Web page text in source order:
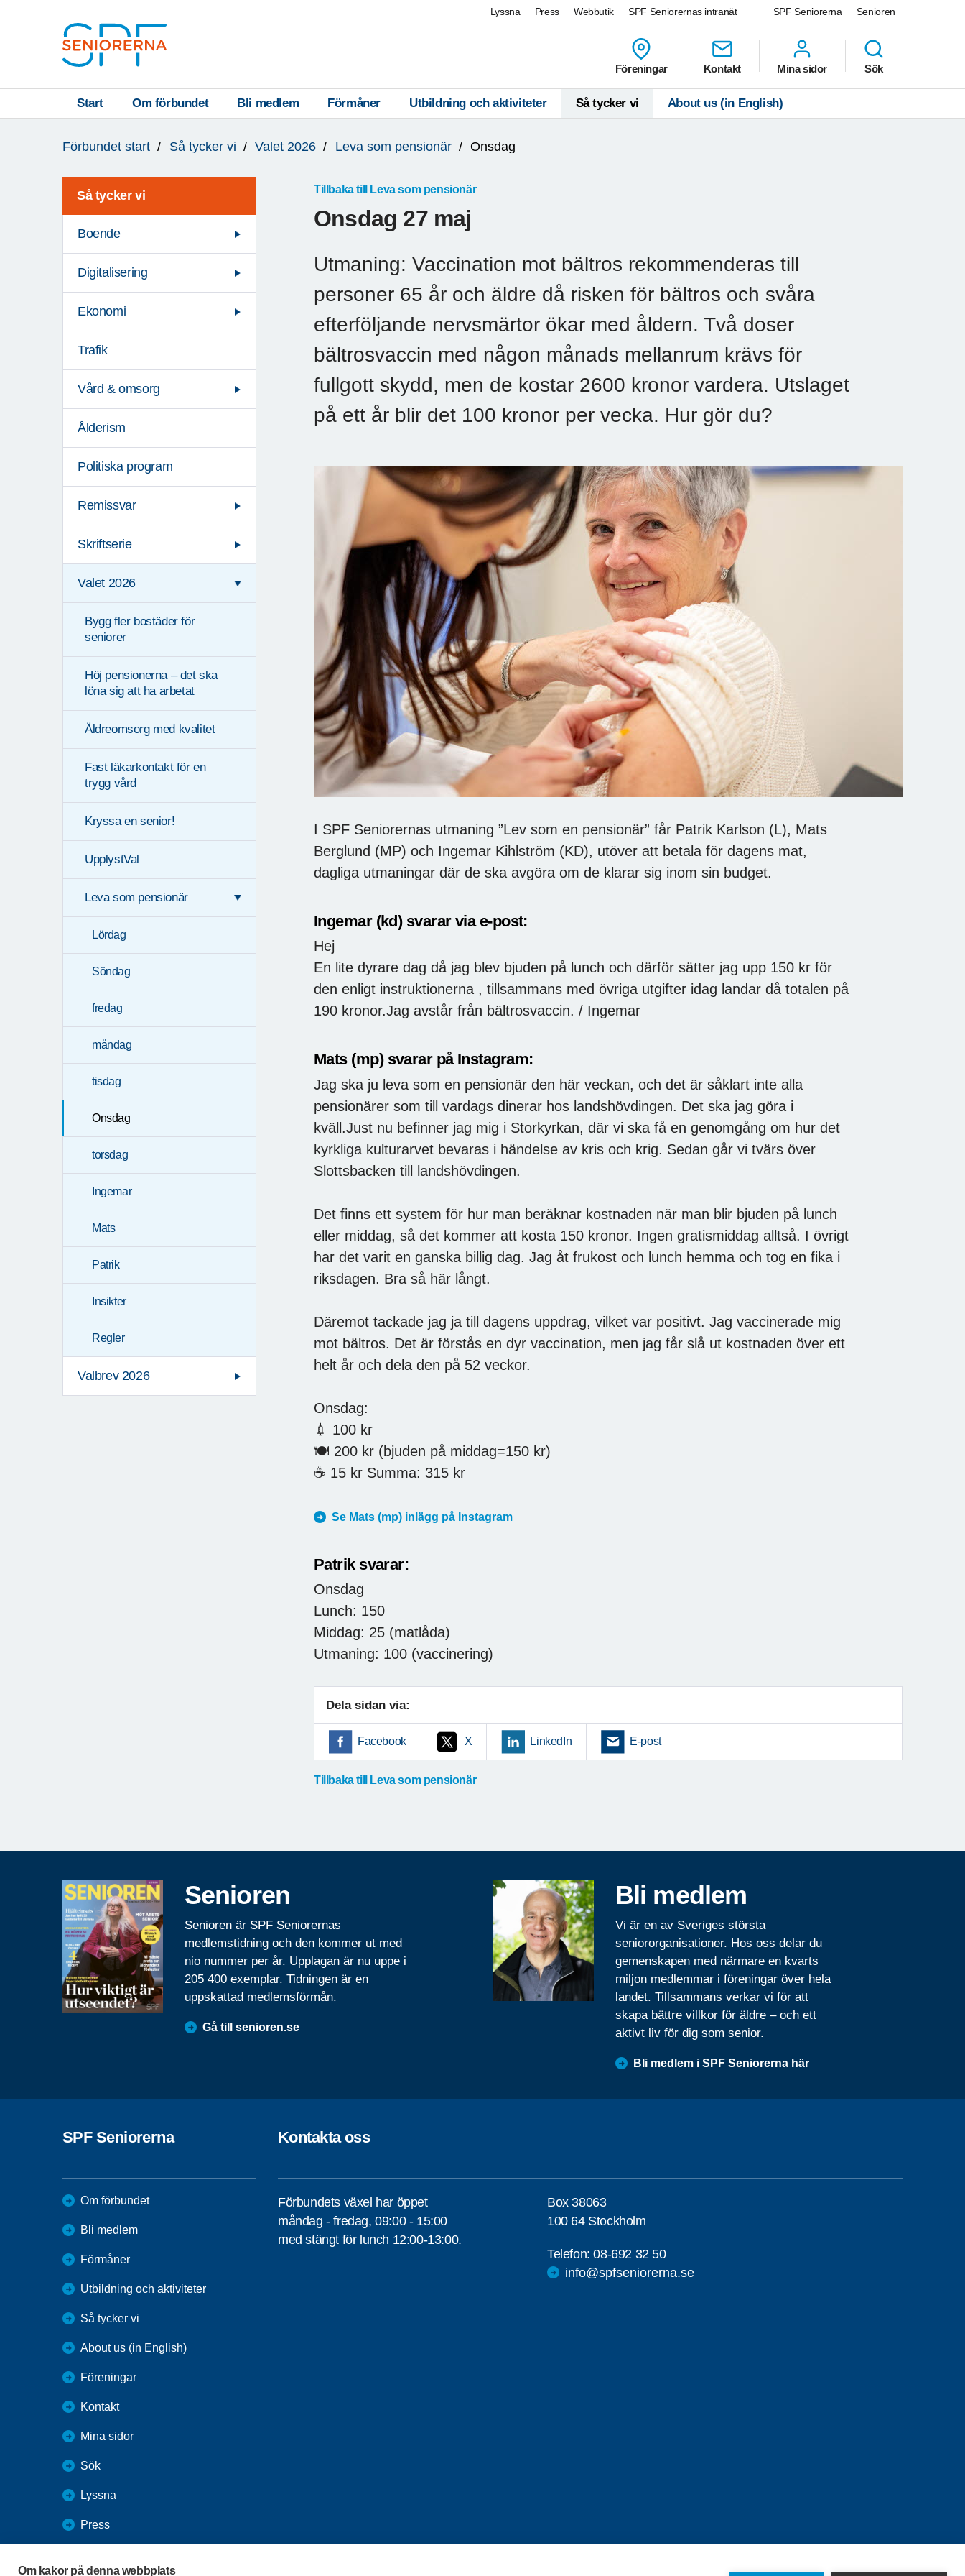
Om kakor på denna webbplats
SPF Seniorerna Senioren
Lyssna Press Webbutik SPF Seniorernas intranät
Föreningar Kontakt Mina sidor Sök
Start Om förbundet Bli medlem Förmåner Utbildning och aktiviteter Så tycker vi About us (in English)
är
Förbundet start Så tycker vi Valet 2026 Leva som pensionär Onsdag
Så tycker vi
Boende
Digitalisering
Ekonomi
Trafik
Vård & omsorg
Ålderism
Politiska program
Remissvar
Skriftserie
Valet 2026
Bygg fler bostäder för
seniorer
Höj pensionerna – det ska
löna sig att ha arbetat
Äldreomsorg med kvalitet
Fast läkarkontakt för en
trygg vård
Kryssa en senior!
UpplystVal
Leva som pensionär
Lördag
Söndag
fredag
måndag
tisdag
Onsdag
torsdag
Ingemar
Mats
Patrik
Insikter
Regler
Valbrev 2026
Tillbaka till Leva som pensionär
Onsdag 27 maj
Utmaning: Vaccination mot bältros rekommenderas till
personer 65 år och äldre då risken för bältros och svåra
efterföljande nervsmärtor ökar med åldern. Två doser
bältrosvaccin med någon månads mellanrum krävs för
fullgott skydd, men de kostar 2600 kronor vardera. Utslaget
på ett år blir det 100 kronor per vecka. Hur gör du?
I SPF Seniorernas utmaning ”Lev som en pensionär” får Patrik Karlson (L), Mats
Berglund (MP) och Ingemar Kihlström (KD), utöver att betala för dagens mat,
dagliga utmaningar där de ska avgöra om de klarar sig inom sin budget.
Ingemar (kd) svarar via e-post:
Hej
En lite dyrare dag då jag blev bjuden på lunch och därför sätter jag upp 150 kr för
den enligt instruktionerna , tillsammans med övriga utgifter idag landar då totalen på
190 kronor.Jag avstår från bältrosvaccin. / Ingemar
Mats (mp) svarar på Instagram:
Jag ska ju leva som en pensionär den här veckan, och det är såklart inte alla
pensionärer som till vardags dinerar hos landshövdingen. Det ska jag göra i
kväll.Just nu befinner jag mig i Storkyrkan, där vi ska få en genomgång om hur det
kyrkliga kulturarvet bevaras i händelse av kris och krig. Sedan går vi tvärs över
Slottsbacken till landshövdingen.
Det finns ett system för hur man beräknar kostnaden när man blir bjuden på lunch
eller middag, så det kommer att kosta 150 kronor. Ingen gratismiddag alltså. I övrigt
har det varit en ganska billig dag. Jag åt frukost och lunch hemma och tog en fika i
riksdagen. Bra så här långt.
Däremot tackade jag ja till dagens uppdrag, vilket var positivt. Jag vaccinerade mig
mot bältros. Det är förstås en dyr vaccination, men jag får slå ut kostnaden över ett
helt år och dela den på 52 veckor.
Onsdag:
💉 100 kr
🍽️ 200 kr (bjuden på middag=150 kr)
☕️ 15 kr Summa: 315 kr
Se Mats (mp) inlägg på Instagram
Patrik svarar:
Onsdag
Lunch: 150
Middag: 25 (matlåda)
Utmaning: 100 (vaccinering)
Dela sidan via:
Facebook X LinkedIn E-post
Tillbaka till Leva som pensionär
Senioren
Senioren är SPF Seniorernas
medlemstidning och den kommer ut med
nio nummer per år. Upplagan är nu uppe i
205 400 exemplar. Tidningen är en
uppskattad medlemsförmån.
Gå till senioren.se
Bli medlem
Vi är en av Sveriges största
seniororganisationer. Hos oss delar du
gemenskapen med närmare en kvarts
miljon medlemmar i föreningar över hela
landet. Tillsammans verkar vi för att
skapa bättre villkor för äldre – och ett
aktivt liv för dig som senior.
Bli medlem i SPF Seniorerna här
SPF Seniorerna
Om förbundet
Bli medlem
Förmåner
Utbildning och aktiviteter
Så tycker vi
About us (in English)
Föreningar
Kontakt
Mina sidor
Sök
Lyssna
Press
Kontakta oss
Förbundets växel har öppet
måndag - fredag, 09:00 - 15:00
med stängt för lunch 12:00-13:00.
Box 38063
100 64 Stockholm
Telefon:08-692 32 50
info@spfseniorerna.se